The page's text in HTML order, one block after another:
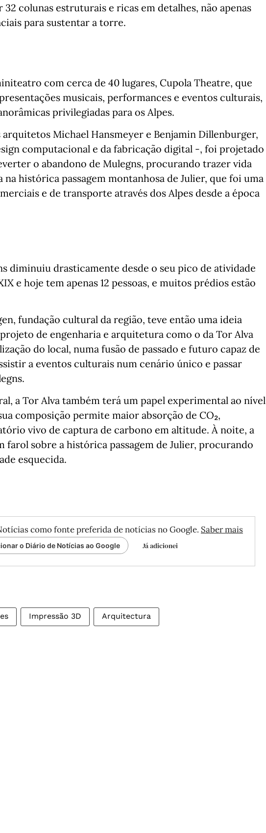
colunas estruturais e ricas em detalhes, não apenas
para sustentar a torre.
com cerca de 40 lugares, Cupola Theatre, que
musicais, performances e eventos culturais,
privilegiadas para os Alpes.
Michael Hansmeyer e Benjamin Dillenburger,
computacional e da fabricação digital -, foi projetado
o abandono de Mulegns, procurando trazer vida
na histórica passagem montanhosa de Julier, que foi uma
e de transporte através dos Alpes desde a época
diminuiu drasticamente desde o seu pico de atividade
e hoje tem apenas 12 pessoas, e muitos prédios estão
fundação cultural da região, teve então uma ideia
de engenharia e arquitetura como o da Tor Alva
do local, numa fusão de passado e futuro capaz de
a eventos culturais num cenário único e passar
a Tor Alva também terá um papel experimental ao nível
composição permite maior absorção de CO₂,
vivo de captura de carbono em altitude. À noite, a
sobre a histórica passagem de Julier, procurando
esquecida.
como fonte preferida de notícias no Google. Saber mais
o Diário de Notícias ao Google Já adicionei
Impressão 3D Arquitectura